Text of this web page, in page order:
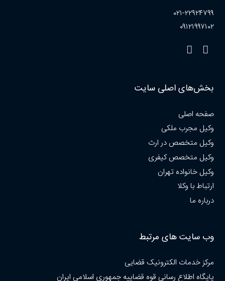
۰۲۱-۲۲۹۲۴۷۹۹
۰۹۱۲۱۹۹۷۱۰۲
بخش‌های اصلی سایت
صفحه اصلی
وکیل مجرب ملکی
وکیل متخصص در ارث
وکیل متخصص کیفری
وکیل خانواده تهران
ارتباط با وکلا
درباره ما
وب سایت های مرتبط
مرکز خدمات الکترونیک قضایی
پایگاه اطلاع رسانی قوه قضاییه جمهوری اسلامی ایران